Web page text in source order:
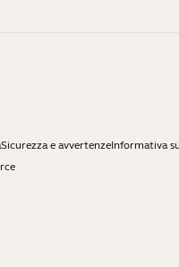
Sicurezza e avvertenzeInformativa